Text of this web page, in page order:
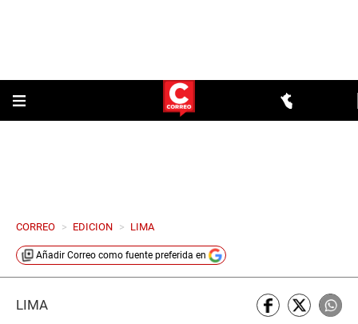
CORREO > EDICION > LIMA
Añadir Correo como fuente preferida en
LIMA